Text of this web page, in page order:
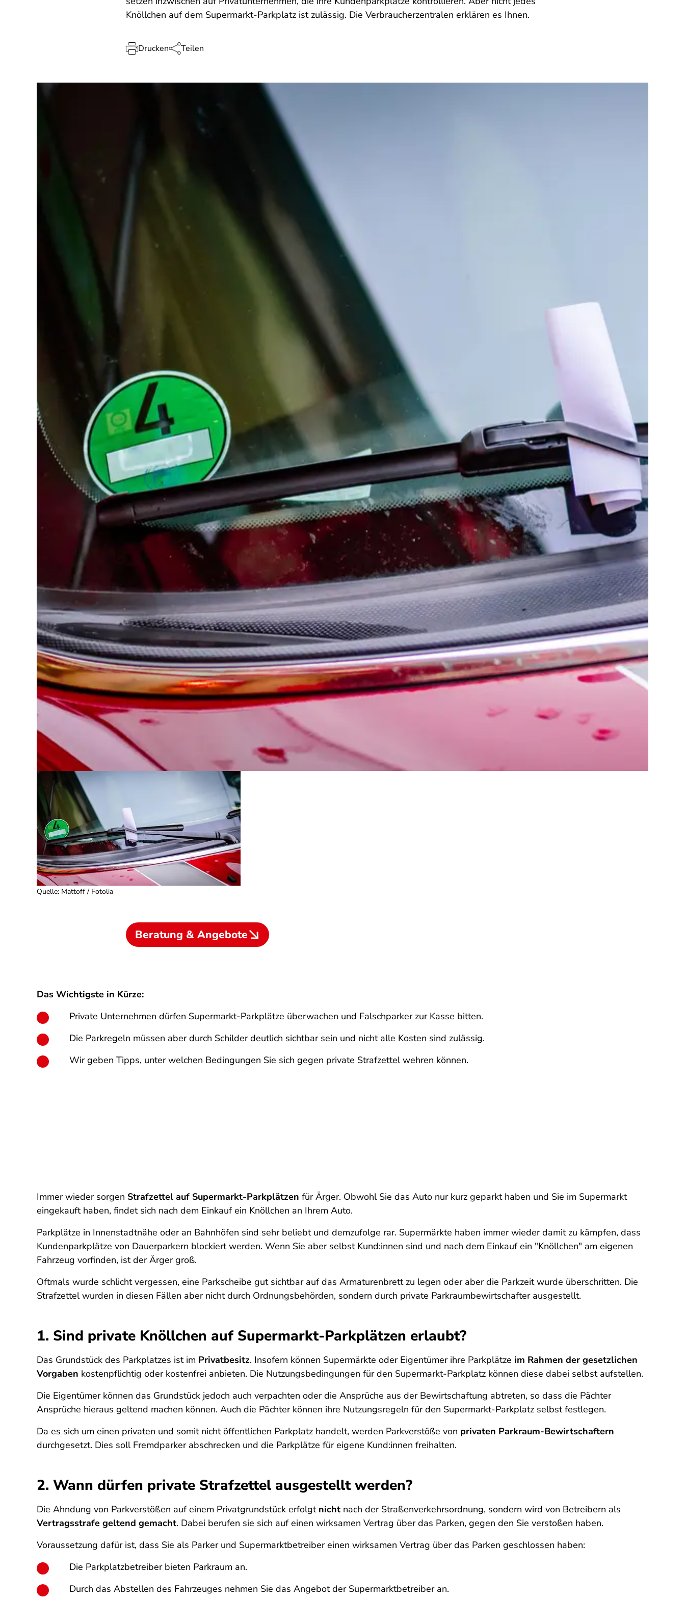
Knöllchen auf dem Supermarkt-Parkplatz ist zulässig. Die Verbraucherzentralen erklären es Ihnen.
Drucken Teilen
Quelle: Mattoff / Fotolia
Beratung & Angebote
Das Wichtigste in Kürze:
Private Unternehmen dürfen Supermarkt-Parkplätze überwachen und Falschparker zur Kasse bitten.
Die Parkregeln müssen aber durch Schilder deutlich sichtbar sein und nicht alle Kosten sind zulässig.
Wir geben Tipps, unter welchen Bedingungen Sie sich gegen private Strafzettel wehren können.
Immer wieder sorgen Strafzettel auf Supermarkt-Parkplätzen für Ärger. Obwohl Sie das Auto nur kurz geparkt haben und Sie im Supermarkt
eingekauft haben, findet sich nach dem Einkauf ein Knöllchen an Ihrem Auto.
Parkplätze in Innenstadtnähe oder an Bahnhöfen sind sehr beliebt und demzufolge rar. Supermärkte haben immer wieder damit zu kämpfen, dass
Kundenparkplätze von Dauerparkern blockiert werden. Wenn Sie aber selbst Kund:innen sind und nach dem Einkauf ein "Knöllchen" am eigenen
Fahrzeug vorfinden, ist der Ärger groß.
Oftmals wurde schlicht vergessen, eine Parkscheibe gut sichtbar auf das Armaturenbrett zu legen oder aber die Parkzeit wurde überschritten. Die
Strafzettel wurden in diesen Fällen aber nicht durch Ordnungsbehörden, sondern durch private Parkraumbewirtschafter ausgestellt.
1. Sind private Knöllchen auf Supermarkt-Parkplätzen erlaubt?
Das Grundstück des Parkplatzes ist im Privatbesitz. Insofern können Supermärkte oder Eigentümer ihre Parkplätze im Rahmen der gesetzlichen
Vorgaben kostenpflichtig oder kostenfrei anbieten. Die Nutzungsbedingungen für den Supermarkt-Parkplatz können diese dabei selbst aufstellen.
Die Eigentümer können das Grundstück jedoch auch verpachten oder die Ansprüche aus der Bewirtschaftung abtreten, so dass die Pächter
Ansprüche hieraus geltend machen können. Auch die Pächter können ihre Nutzungsregeln für den Supermarkt-Parkplatz selbst festlegen.
Da es sich um einen privaten und somit nicht öffentlichen Parkplatz handelt, werden Parkverstöße von privaten Parkraum-Bewirtschaftern
durchgesetzt. Dies soll Fremdparker abschrecken und die Parkplätze für eigene Kund:innen freihalten.
2. Wann dürfen private Strafzettel ausgestellt werden?
Die Ahndung von Parkverstößen auf einem Privatgrundstück erfolgt nicht nach der Straßenverkehrsordnung, sondern wird von Betreibern als
Vertragsstrafe geltend gemacht. Dabei berufen sie sich auf einen wirksamen Vertrag über das Parken, gegen den Sie verstoßen haben.
Voraussetzung dafür ist, dass Sie als Parker und Supermarktbetreiber einen wirksamen Vertrag über das Parken geschlossen haben:
Die Parkplatzbetreiber bieten Parkraum an.
Durch das Abstellen des Fahrzeuges nehmen Sie das Angebot der Supermarktbetreiber an.